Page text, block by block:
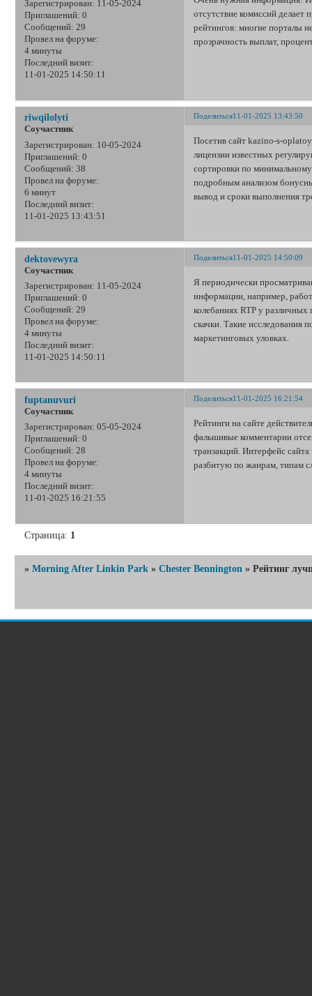
Зарегистрирован: 11-05-2024
Приглашений: 0
Сообщений: 29
Провел на форуме:
4 минуты
Последний визит:
11-01-2025 14:50:11
отсутствие комиссий
рейтингов: многие порталы
прозрачность выплат,
Поделиться11-01-2025 13:43:50
riwqilolyti
Соучастник
Зарегистрирован: 10-05-2024
Приглашений: 0
Сообщений: 38
Провел на форуме:
6 минут
Последний визит:
11-01-2025 13:43:51
Посетив сайт kazino-s-
лицензии известных
сортировки по минимальному
подробным анализом
вывод и сроки выполнения
Поделиться11-01-2025 14:50:09
dektovewyra
Соучастник
Зарегистрирован: 11-05-2024
Приглашений: 0
Сообщений: 29
Провел на форуме:
4 минуты
Последний визит:
11-01-2025 14:50:11
Я периодически
информации, например,
колебаниях RTP у
скачки. Такие исследования
маркетинговых уловках.
Поделиться11-01-2025 16:21:54
fuptanuvuri
Соучастник
Зарегистрирован: 05-05-2024
Приглашений: 0
Сообщений: 28
Провел на форуме:
4 минуты
Последний визит:
11-01-2025 16:21:55
Рейтинги на сайте
фальшивые комментарии
транзакций. Интерфейс
разбитую по жанрам, типам
Страница: 1
»Morning After Linkin Park »Chester Bennington »Рейтинг